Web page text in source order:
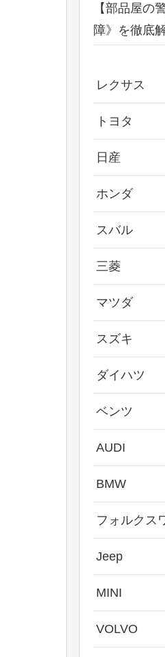
【部品屋の
障》を徹底
レクサス
トヨタ
日産
ホンダ
スバル
三菱
マツダ
スズキ
ダイハツ
ベンツ
AUDI
BMW
フォルクス
Jeep
MINI
VOLVO